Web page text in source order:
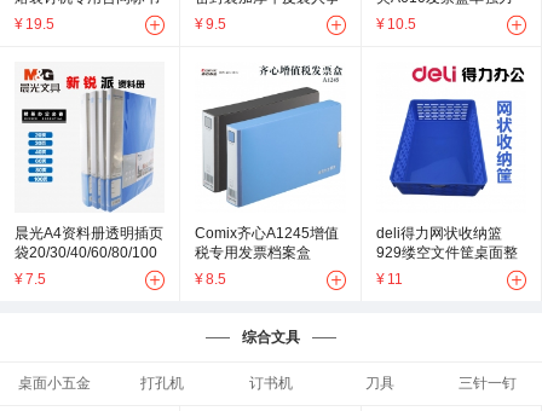
封面封皮10册/包
¥ 19.5
文件袋资料公文袋
¥9.5
夹财务会计收纳凭证盒
¥ 10.5
晨光A4资料册透明插页
袋20/30/40/60/80/100
页
¥7.5
Comix齐心A1245增值
税专用发票档案盒
¥8.5
deli得力网状收纳篮
929缕空文件筐桌面整
理收纳篮公文篮票据存
¥ 11
综合文具
桌面小五金 打孔机 订书机 刀具 三针一钉